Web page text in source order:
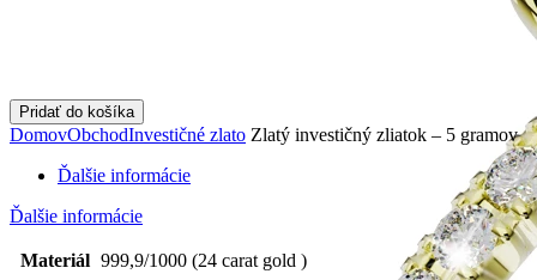
Pridať do košíka
DomovObchodInvestičné zlato Zlatý investičný zliatok – 5 gramov
Ďalšie informácie
Ďalšie informácie
Materiál 999,9/1000 (24 carat gold )